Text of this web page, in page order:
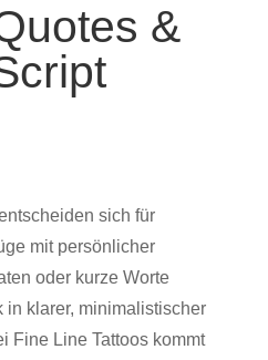
&
sich für
mit persönlicher
oder kurze Worte
in klarer, minimalistischer
Fine Line Tattoos kommt